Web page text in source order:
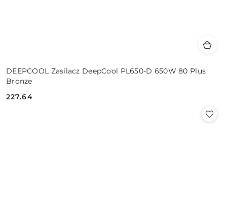
DEEPCOOL Zasilacz DeepCool PL650-D 650W 80 Plus
Bronze
Cena:
227.64